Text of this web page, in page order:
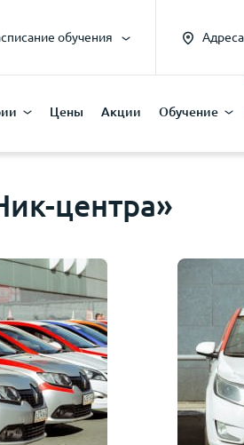
обучения
Цены Акции Обучение
центра»